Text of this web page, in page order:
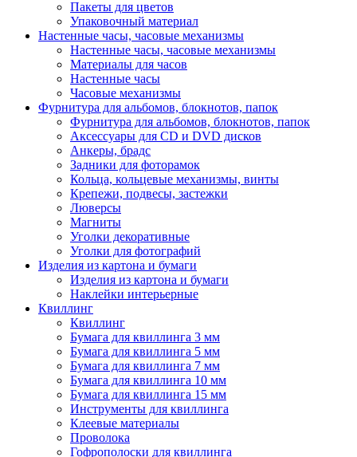
Пакеты для цветов
Упаковочный материал
Настенные часы, часовые механизмы
Настенные часы, часовые механизмы
Материалы для часов
Настенные часы
Часовые механизмы
Фурнитура для альбомов, блокнотов, папок
Фурнитура для альбомов, блокнотов, папок
Аксессуары для CD и DVD дисков
Анкеры, брадс
Задники для фоторамок
Кольца, кольцевые механизмы, винты
Крепежи, подвесы, застежки
Люверсы
Магниты
Уголки декоративные
Уголки для фотографий
Изделия из картона и бумаги
Изделия из картона и бумаги
Наклейки интерьерные
Квиллинг
Квиллинг
Бумага для квиллинга 3 мм
Бумага для квиллинга 5 мм
Бумага для квиллинга 7 мм
Бумага для квиллинга 10 мм
Бумага для квиллинга 15 мм
Инструменты для квиллинга
Клеевые материалы
Проволока
Гофрополоски для квиллинга